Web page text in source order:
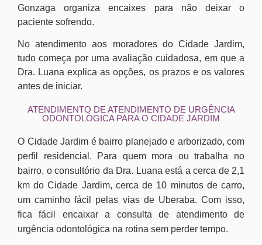
Gonzaga organiza encaixes para não deixar o
paciente sofrendo.
No atendimento aos moradores do Cidade Jardim,
tudo começa por uma avaliação cuidadosa, em que a
Dra. Luana explica as opções, os prazos e os valores
antes de iniciar.
ATENDIMENTO DE ATENDIMENTO DE URGÊNCIA
ODONTOLÓGICA PARA O CIDADE JARDIM
O Cidade Jardim é bairro planejado e arborizado, com
perfil residencial. Para quem mora ou trabalha no
bairro, o consultório da Dra. Luana está a cerca de 2,1
km do Cidade Jardim, cerca de 10 minutos de carro,
um caminho fácil pelas vias de Uberaba. Com isso,
fica fácil encaixar a consulta de atendimento de
urgência odontológica na rotina sem perder tempo.